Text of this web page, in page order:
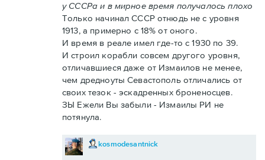
у СССРа и в мирное время получалось плохо
Только начинал СССР отнюдь не с уровня
1913, а примерно с 18% от оного.
И время в реале имел где-то с 1930 по 39.
И строил корабли совсем другого уровня,
отличавшиеся даже от Измаилов не менее,
чем дредноуты Севастополь отличались от
своих тезок - эскадренных броненосцев.
ЗЫ Ежели Вы забыли - Измаилы РИ не
потянула.
kosmodesantnick